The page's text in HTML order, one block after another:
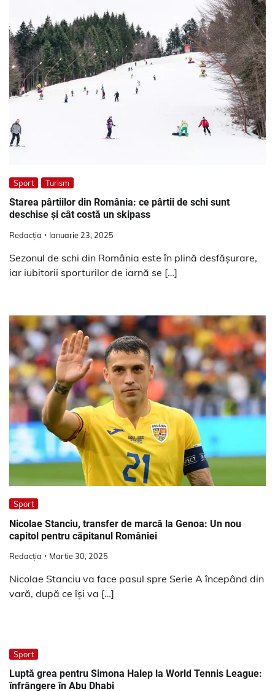
Sport Turism
Starea pârtiilor din România: ce pârtii de schi sunt
deschise și cât costă un skipass
Redacția Ianuarie 23, 2025
Sezonul de schi din România este în plină desfășurare,
iar iubitorii sporturilor de iarnă se […]
Sport
Nicolae Stanciu, transfer de marcă la Genoa: Un nou
capitol pentru căpitanul României
Redacția Martie 30, 2025
Nicolae Stanciu va face pasul spre Serie A începând din
vară, după ce își va […]
Sport
Luptă grea pentru Simona Halep la World Tennis League:
înfrângere în Abu Dhabi